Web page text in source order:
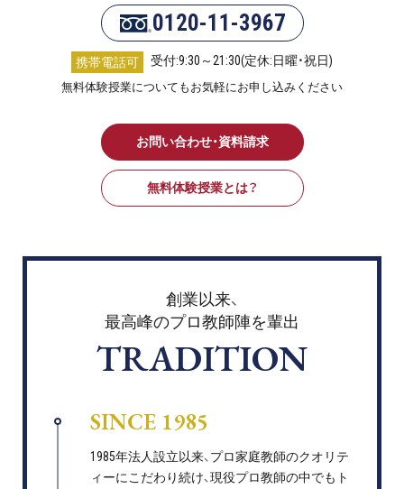
0120-11-3967
携帯電話可 受付:9:30～21:30(定休:日曜・祝日)
無料体験授業についてもお気軽にお申し込みください
お問い合わせ・資料請求
無料体験授業とは？
創業以来、
最高峰のプロ教師陣を輩出
TRADITION
SINCE 1985
1985年法人設立以来、プロ家庭教師のクオリテ
ィーにこだわり続け、現役プロ教師の中でもト